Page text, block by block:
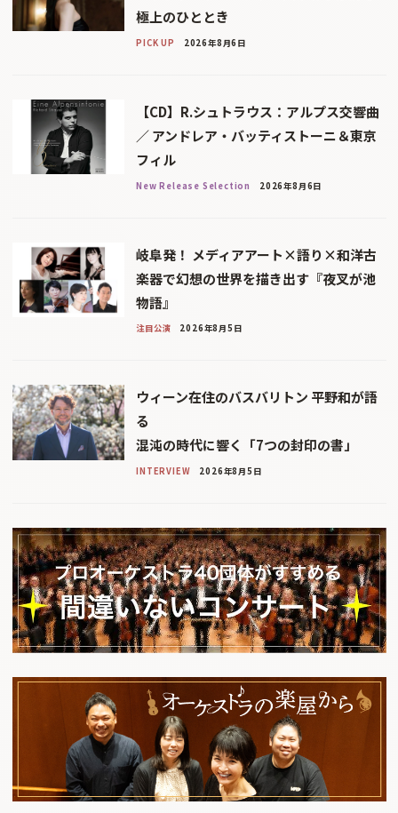
極上のひととき
PICK UP 2026年8月6日
【CD】R.シュトラウス：アルプス交響曲
／ アンドレア・バッティストーニ＆東京
フィル
New Release Selection 2026年8月6日
岐阜発！ メディアアート×語り×和洋古
楽器で幻想の世界を描き出す『夜叉が池
物語』
注目公演 2026年8月5日
ウィーン在住のバスバリトン 平野和が語
る
混沌の時代に響く「7つの封印の書」
INTERVIEW 2026年8月5日